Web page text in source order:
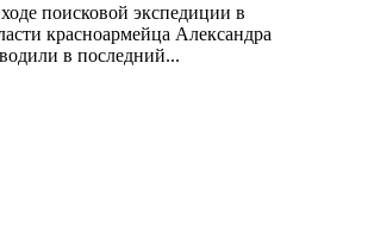
поисковой экспедиции в
красноармейца Александра
в последний...